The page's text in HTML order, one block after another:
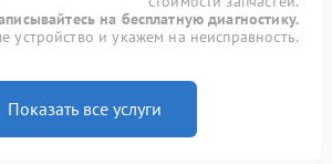
на бесплатную диагностику.
и укажем на неисправность.
Показать все услуги